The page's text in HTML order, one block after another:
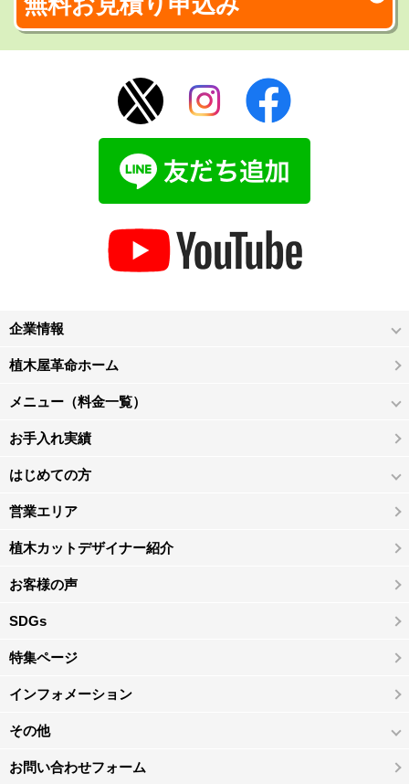
企業情報
植木屋革命ホーム
メニュー（料金一覧）
お手入れ実績
はじめての方
営業エリア
植木カットデザイナー紹介
お客様の声
SDGs
特集ページ
インフォメーション
その他
お問い合わせフォーム